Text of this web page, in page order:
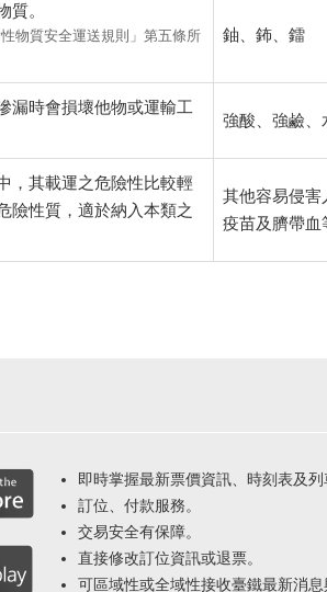
質。
物質安全運送規則」第五條所
鈾、鈽、鐳
漏時會損壞他物或運輸工
強酸、強鹼、
，其載運之危險性比較輕
險性質，適於納入本類之
其他容易侵害
疫苗及臍帶血
即時掌握最新票價資訊、時刻表及列
訂位、付款服務。
交易安全有保障。
直接修改訂位資訊或退票。
可區域性或全域性接收臺鐵最新消息